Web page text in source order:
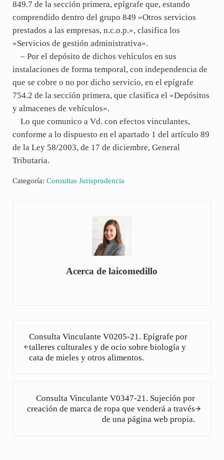
849.7 de la sección primera, epígrafe que, estando
comprendido dentro del grupo 849 «Otros servicios
prestados a las empresas, n.c.o.p.», clasifica los
«Servicios de gestión administrativa».
– Por el depósito de dichos vehículos en sus
instalaciones de forma temporal, con independencia de
que se cobre o no por dicho servicio, en el epígrafe
754.2 de la sección primera, que clasifica el «Depósitos
y almacenes de vehículos».
Lo que comunico a Vd. con efectos vinculantes,
conforme a lo dispuesto en el apartado 1 del artículo 89
de la Ley 58/2003, de 17 de diciembre, General
Tributaria.
Categoría: Consultas Jurisprudencia
Acerca delaicomedillo
Consulta Vinculante V0205-21. Epígrafe por
talleres culturales y de ocio sobre biología y
cata de mieles y otros alimentos.
Consulta Vinculante V0347-21. Sujeción por
creación de marca de ropa que venderá a través
de una página web propia.